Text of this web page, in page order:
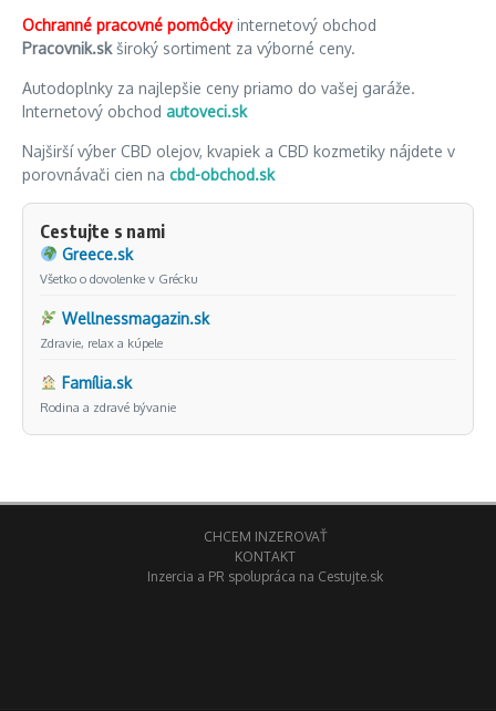
Ochranné pracovné pomôckyinternetový obchod
Pracovnik.skširoký sortiment za výborné ceny.
Autodoplnky za najlepšie ceny priamo do vašej garáže.
Internetový obchod autoveci.sk
Najširší výber CBD olejov, kvapiek a CBD kozmetiky nájdete v
porovnávači cien na cbd-obchod.sk
Cestujte s nami
Greece.sk
Všetko o dovolenke v Grécku
Wellnessmagazin.sk
Zdravie, relax a kúpele
Família.sk
Rodina a zdravé bývanie
CHCEM INZEROVAŤ
KONTAKT
Inzercia a PR spolupráca na Cestujte.sk